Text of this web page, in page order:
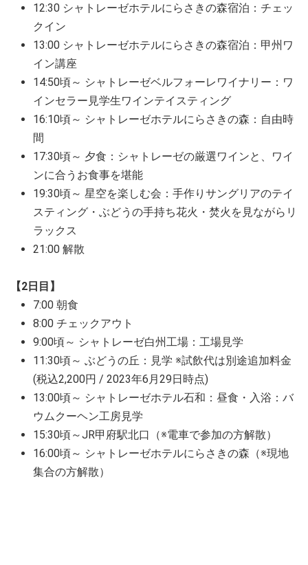
12:30 シャトレーゼホテルにらさきの森宿泊：チェッ
クイン
13:00 シャトレーゼホテルにらさきの森宿泊：甲州ワ
イン講座
14:50頃～ シャトレーゼベルフォーレワイナリー：ワ
インセラー見学生ワインテイスティング
16:10頃～ シャトレーゼホテルにらさきの森：自由時
間
17:30頃～ 夕食：シャトレーゼの厳選ワインと、ワイ
ンに合うお食事を堪能
19:30頃～ 星空を楽しむ会：手作りサングリアのテイ
スティング・ぶどうの手持ち花火・焚火を見ながらリ
ラックス
21:00 解散
【2日目】
7:00 朝食
8:00 チェックアウト
9:00頃～ シャトレーゼ白州工場：工場見学
11:30頃～ ぶどうの丘：見学 ※試飲代は別途追加料金
(税込2,200円 / 2023年6月29日時点)
13:00頃～ シャトレーゼホテル石和：昼食・入浴：バ
ウムクーヘン工房見学
15:30頃～JR甲府駅北口（※電車で参加の方解散）
16:00頃～ シャトレーゼホテルにらさきの森（※現地
集合の方解散）